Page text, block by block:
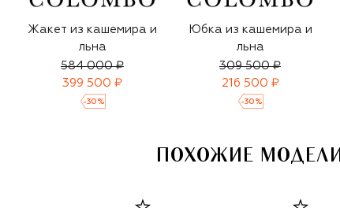
Жакет из кашемира и
льна
584 000 ₽
399 500 ₽
-30 %
Юбка из кашемира и
льна
309 500 ₽
216 500 ₽
-30 %
ПОХОЖИЕ МОДЕЛИ